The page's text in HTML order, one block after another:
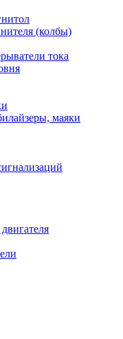
(колбы)
тока
маяки